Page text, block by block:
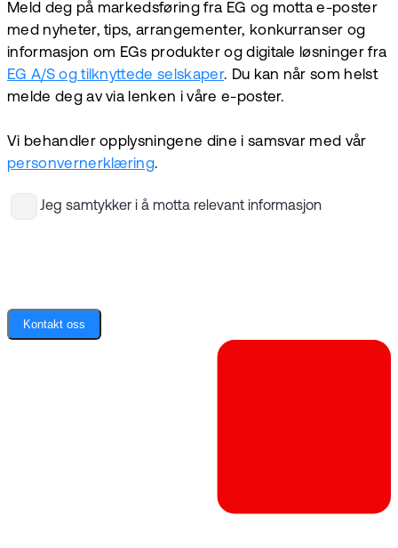
Meld deg på markedsføring fra EG og motta e-poster
med nyheter, tips, arrangementer, konkurranser og
informasjon om EGs produkter og digitale løsninger fra
EG A/S og tilknyttede selskaper. Du kan når som helst
melde deg av via lenken i våre e-poster.
Vi behandler opplysningene dine i samsvar med vår
personvernerklæring.
Jeg samtykker i å motta relevant informasjon
Kontakt oss